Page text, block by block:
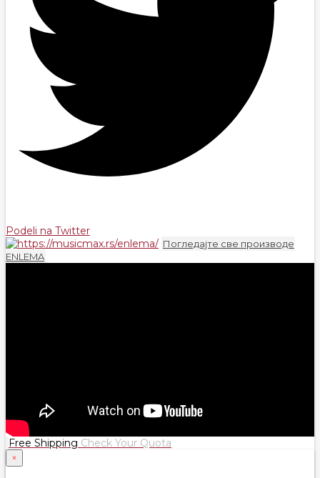
Podeli na Twitter
Погледајте све производе
ENLEMA
Free Shipping Check Your Quota
×